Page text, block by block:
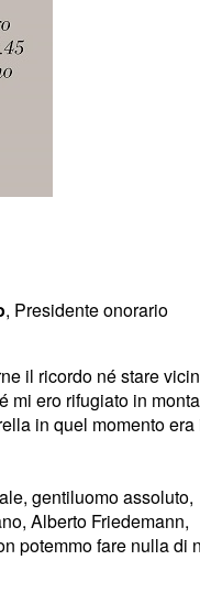
, Presidente onorario
il ricordo né stare
mi ero rifugiato in
in quel momento era
gentiluomo assoluto,
Alberto Friedemann,
potemmo fare nulla di